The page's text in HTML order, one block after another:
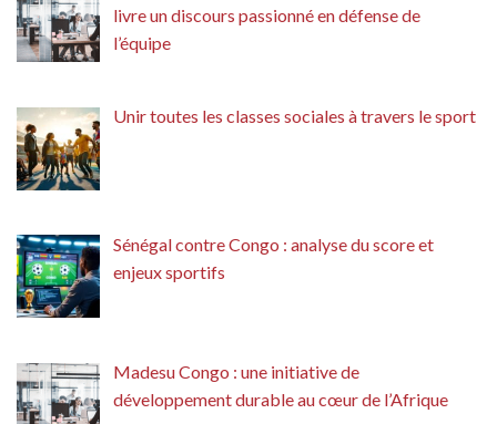
livre un discours passionné en défense de
l’équipe
Unir toutes les classes sociales à travers le sport
Sénégal contre Congo : analyse du score et
enjeux sportifs
Madesu Congo : une initiative de
développement durable au cœur de l’Afrique